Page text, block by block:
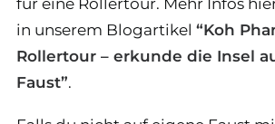
für eine Rollertour. Mehr Infos
in unserem Blogartikel “Koh
Rollertour – erkunde die Insel
Faust”.